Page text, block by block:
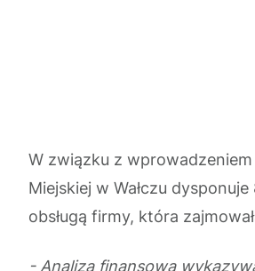
W związku z wprowadzeniem
Miejskiej w Wałczu
obsługą firmy, która
- Analiza finansowa